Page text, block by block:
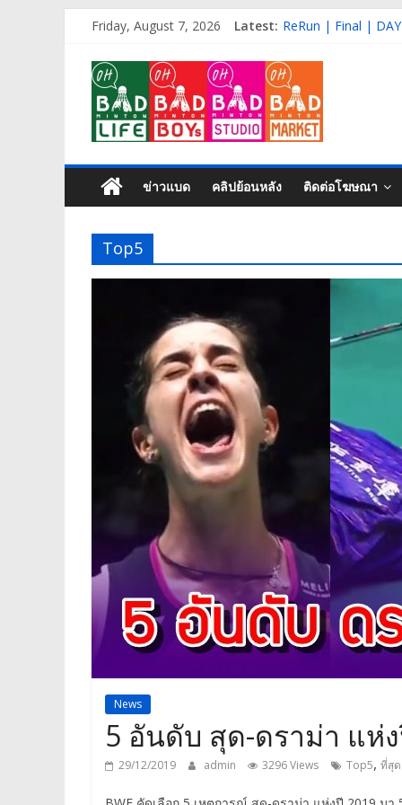
content
Friday, August 7, 2026 Latest: ReRun | Final |
ReRun | R16 |
ReRun | R32 |
ReRun | Qual+R32
OH
BAD
Life
isn’t
just
a
ข่าวแบด คลิปย้อนหลัง ติดต่อโฆษณา
Top5
News
5 อันดับ สุด-ดราม่า แห่
29/12/2019 admin 3296 Views Top5, ที่สุ